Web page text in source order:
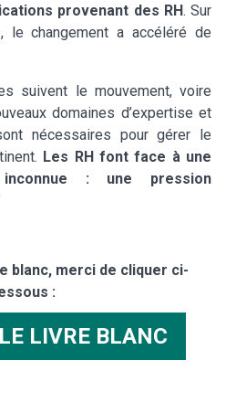
provenant des RH. Sur
le changement a accéléré de
suivent le mouvement, voire
domaines d’expertise et
nécessaires pour gérer le
Les RH font face à une
inconnue : une pression
blanc, merci de cliquer ci-
:
LE LIVRE BLANC